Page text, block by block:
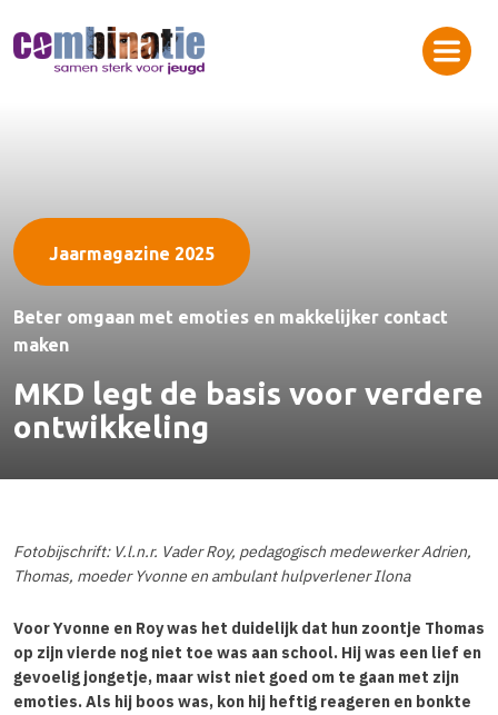
Jaarmagazine 2025
Beter omgaan met emoties en makkelijker contact
maken
MKD legt de basis voor verdere
ontwikkeling
Fotobijschrift: V.l.n.r. Vader Roy, pedagogisch medewerker Adrien,
Thomas, moeder Yvonne en ambulant hulpverlener Ilona
Voor Yvonne en Roy was het duidelijk dat hun zoontje Thomas
op zijn vierde nog niet toe was aan school. Hij was een lief en
gevoelig jongetje, maar wist niet goed om te gaan met zijn
emoties. Als hij boos was, kon hij heftig reageren en bonkte